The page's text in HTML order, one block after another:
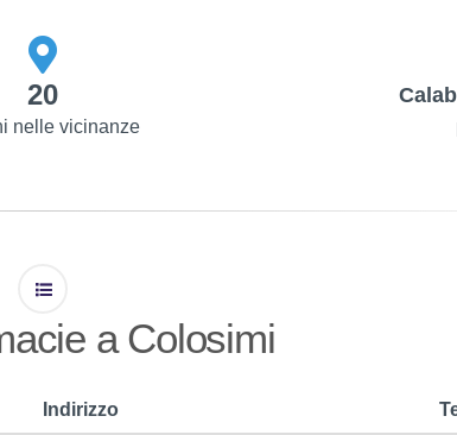
20
nelle vicinanze
a Colosimi
Indirizzo